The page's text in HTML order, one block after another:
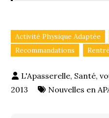
Activité Physique Adaptée
Recommandations
2013
Nouvelles en